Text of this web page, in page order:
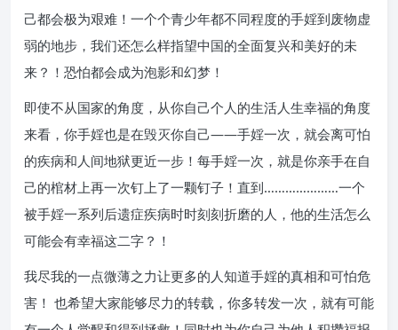
己都会极为艰难！一个个青少年都不同程度的手婬到废物虚
弱的地步，我们还怎么样指望中国的全面复兴和美好的未
来？！恐怕都会成为泡影和幻梦！
即使不从国家的角度，从你自己个人的生活人生幸福的角度
来看，你手婬也是在毁灭你自己——手婬一次，就会离可怕
的疾病和人间地狱更近一步！每手婬一次，就是你亲手在自
己的棺材上再一次钉上了一颗钉子！直到…………………一个
被手婬一系列后遗症疾病时时刻刻折磨的人，他的生活怎么
可能会有幸福这二字？！
我尽我的一点微薄之力让更多的人知道手婬的真相和可怕危
害！ 也希望大家能够尽力的转载，你多转发一次，就有可能